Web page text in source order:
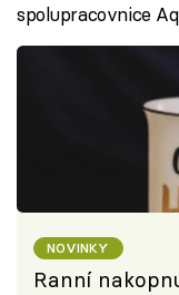
spolupracovnice
NOVINKY
Ranní